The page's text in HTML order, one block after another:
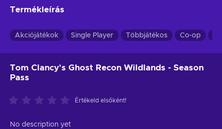
Termékleírás
Akciójátékok Single Player Többjátékos Co-op
Tom Clancy's Ghost Recon Wildlands - Season
Pass
Értékeld elsőként!
No description yet